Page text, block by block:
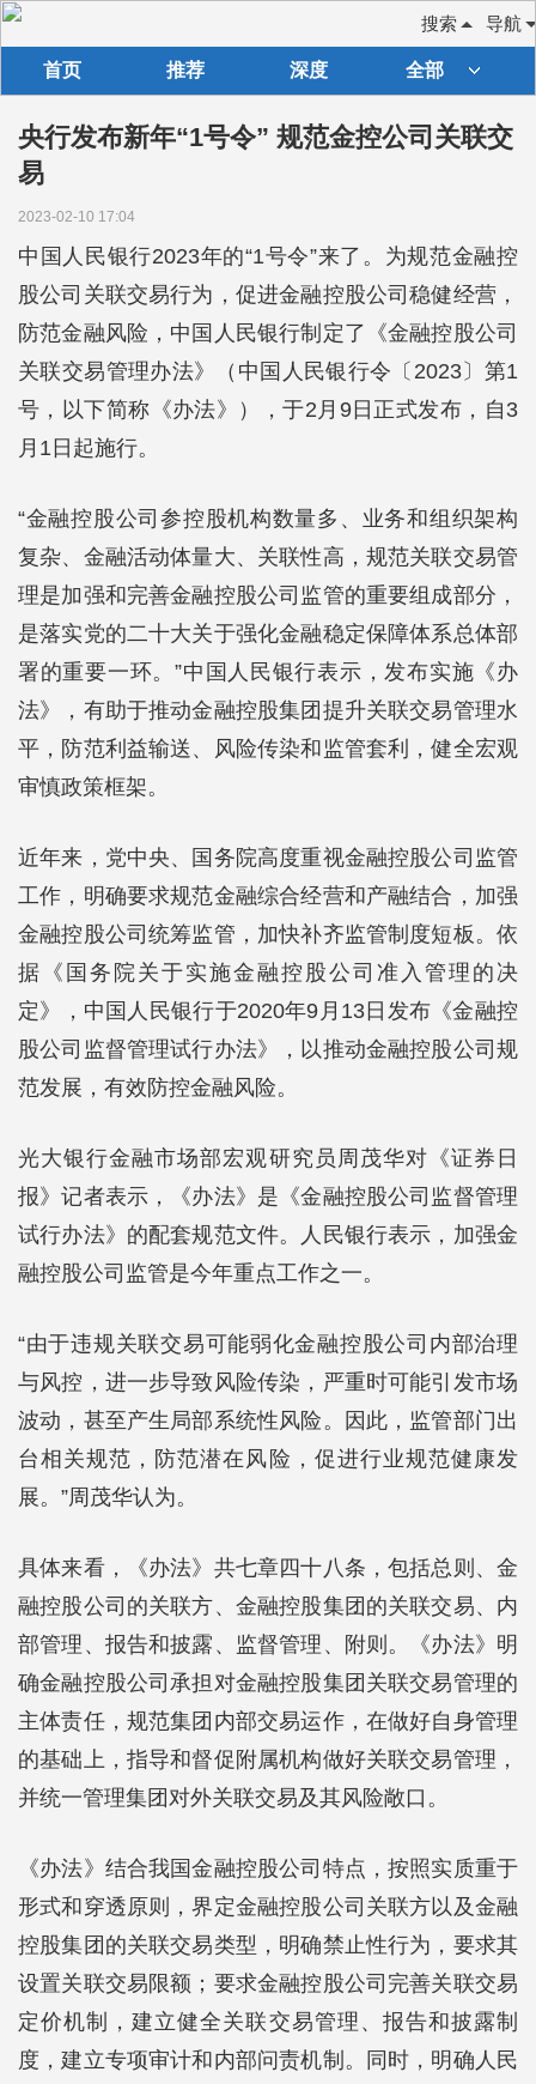
导航
搜索
首页 推荐 深度 全部
央行发布新年“1号令” 规范金控公司关联交
易
2023-02-10 17:04
中国人民银行2023年的“1号令”来了。为规范金融控
股公司关联交易行为，促进金融控股公司稳健经营，
防范金融风险，中国人民银行制定了《金融控股公司
关联交易管理办法》（中国人民银行令〔2023〕第1
号，以下简称《办法》），于2月9日正式发布，自3
月1日起施行。
“金融控股公司参控股机构数量多、业务和组织架构
复杂、金融活动体量大、关联性高，规范关联交易管
理是加强和完善金融控股公司监管的重要组成部分，
是落实党的二十大关于强化金融稳定保障体系总体部
署的重要一环。”中国人民银行表示，发布实施《办
法》，有助于推动金融控股集团提升关联交易管理水
平，防范利益输送、风险传染和监管套利，健全宏观
审慎政策框架。
近年来，党中央、国务院高度重视金融控股公司监管
工作，明确要求规范金融综合经营和产融结合，加强
金融控股公司统筹监管，加快补齐监管制度短板。依
据《国务院关于实施金融控股公司准入管理的决
定》，中国人民银行于2020年9月13日发布《金融控
股公司监督管理试行办法》，以推动金融控股公司规
范发展，有效防控金融风险。
光大银行金融市场部宏观研究员周茂华对《证券日
报》记者表示，《办法》是《金融控股公司监督管理
试行办法》的配套规范文件。人民银行表示，加强金
融控股公司监管是今年重点工作之一。
“由于违规关联交易可能弱化金融控股公司内部治理
与风控，进一步导致风险传染，严重时可能引发市场
波动，甚至产生局部系统性风险。因此，监管部门出
台相关规范，防范潜在风险，促进行业规范健康发
展。”周茂华认为。
具体来看，《办法》共七章四十八条，包括总则、金
融控股公司的关联方、金融控股集团的关联交易、内
部管理、报告和披露、监督管理、附则。《办法》明
确金融控股公司承担对金融控股集团关联交易管理的
主体责任，规范集团内部交易运作，在做好自身管理
的基础上，指导和督促附属机构做好关联交易管理，
并统一管理集团对外关联交易及其风险敞口。
《办法》结合我国金融控股公司特点，按照实质重于
形式和穿透原则，界定金融控股公司关联方以及金融
控股集团的关联交易类型，明确禁止性行为，要求其
设置关联交易限额；要求金融控股公司完善关联交易
定价机制，建立健全关联交易管理、报告和披露制
度，建立专项审计和内部问责机制。同时，明确人民